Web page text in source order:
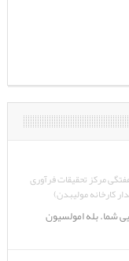
مرکز تحقیقات فرآوری
کارخانه مولیبدن)
شما. بله امولسیون